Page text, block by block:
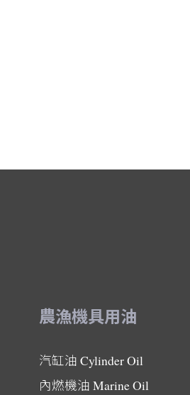
農漁機具用油
汽缸油 Cylinder Oil
內燃機油 Marine Oil